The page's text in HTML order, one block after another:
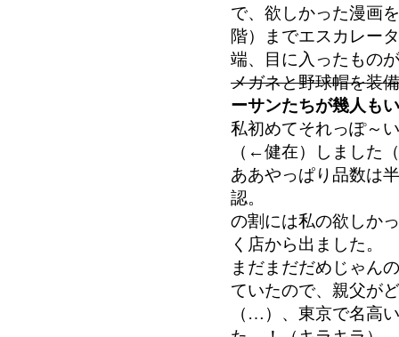
で、欲しかった漫画
階）までエスカレー
端、目に入ったもの
メガネと野球帽を装
ーサンたちが幾人も
私初めてそれっぽ～
（←健在）しました
ああやっぱり品数は
認。
の割には私の欲しか
く店から出ました。
まだまだだめじゃん
ていたので、親父が
（…）、東京で名高